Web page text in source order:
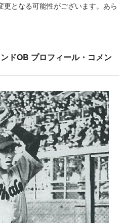
となる可能性がございます。あら
ドOB プロフィール・コメン